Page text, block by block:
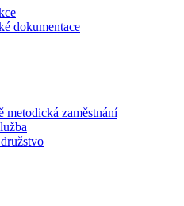
dokumentace
metodická zaměstnání